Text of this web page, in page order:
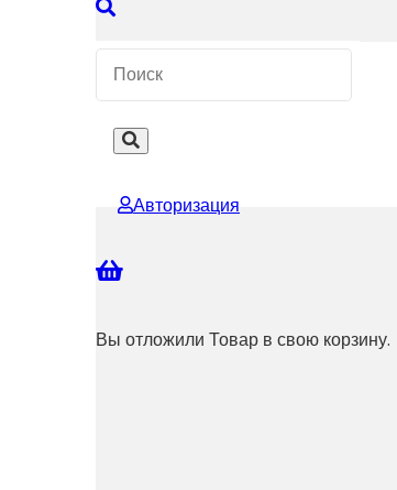
Авторизация
Вы отложили Товар в свою корзину.